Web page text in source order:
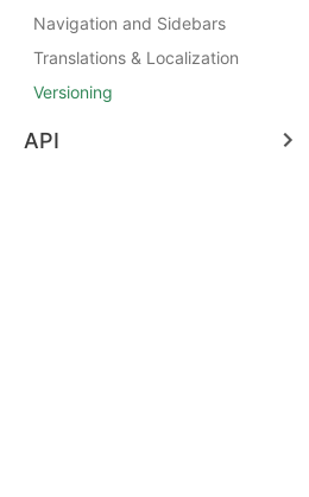
Navigation and Sidebars
Translations & Localization
Versioning
API